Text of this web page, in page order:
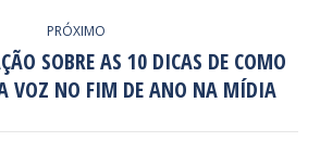
PRÓXIMO
Próximo
post:
SOBRE AS 10 DICAS DE COMO
VOZ NO FIM DE ANO NA MÍDIA